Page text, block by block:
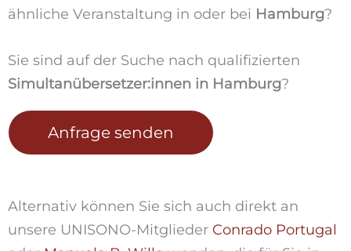
ähnliche Veranstaltung in oder bei Hamburg?
Sie sind auf der Suche nach qualifizierten
Simultanübersetzer:innen in Hamburg?
Anfrage senden
Alternativ können Sie sich auch direkt an
unsere UNISONO-Mitglieder Conrado Portugal